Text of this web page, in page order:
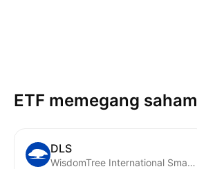
ETF memegang saham
DLS
WisdomTree International SmallCap Dividend Fund